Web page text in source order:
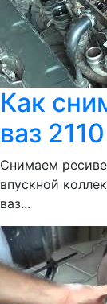
Как
ваз 2110
Снимаем
впускной
ваз...